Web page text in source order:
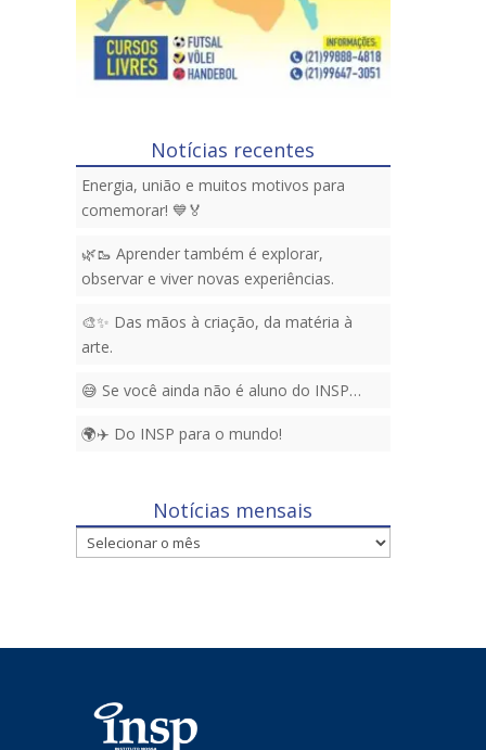
Notícias recentes
Energia, união e muitos motivos para
comemorar! 💙🏅
🌿🥾 Aprender também é explorar,
observar e viver novas experiências.
🎨✨ Das mãos à criação, da matéria à
arte.
😅 Se você ainda não é aluno do INSP…
🌍✈️ Do INSP para o mundo!
Notícias mensais
Notícias
mensais